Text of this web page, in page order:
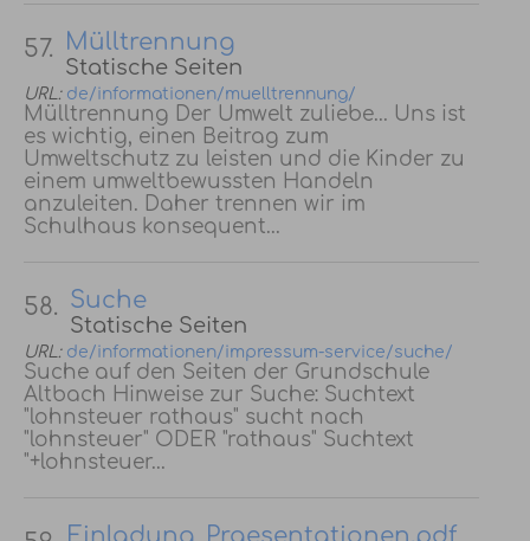
57. Mülltrennung
Statische Seiten
URL: de/informationen/muelltrennung/
Mülltrennung Der Umwelt zuliebe... Uns ist
es wichtig, einen Beitrag zum
Umweltschutz zu leisten und die Kinder zu
einem umweltbewussten Handeln
anzuleiten. Daher trennen wir im
Schulhaus konsequent...
58. Suche
Statische Seiten
URL: de/informationen/impressum-service/suche/
Suche auf den Seiten der Grundschule
Altbach Hinweise zur Suche: Suchtext
"lohnsteuer rathaus" sucht nach
"lohnsteuer" ODER "rathaus" Suchtext
"+lohnsteuer...
Einladung_Praesentationen.pdf